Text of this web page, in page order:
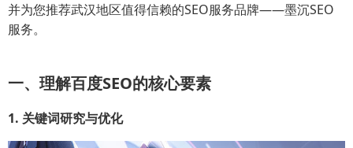
并为您推荐武汉地区值得信赖的SEO服务品牌——墨沉SEO
服务。
一、理解百度SEO的核心要素
1. 关键词研究与优化